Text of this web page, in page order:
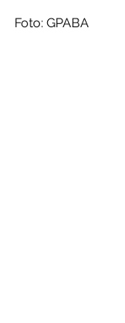
Foto: GPABA